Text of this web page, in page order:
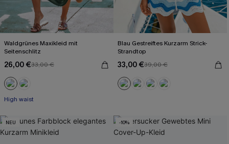
Waldgrünes Maxikleid mit
Seitenschlitz
26,00 €33,00 €
High waist
Blau Gestreiftes Kurzarm Strick-
Strandtop
33,00 €39,00 €
NEU -10%